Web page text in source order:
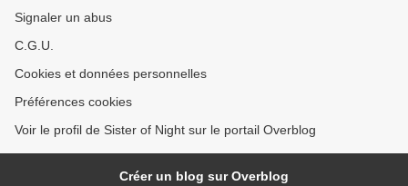
Signaler un abus
C.G.U.
Cookies et données personnelles
Préférences cookies
Voir le profil de Sister of Night sur le portail Overblog
Créer un blog sur Overblog